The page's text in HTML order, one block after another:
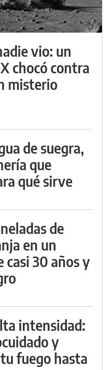
vio: un
chocó contra
misterio
de suegra,
que
qué sirve
de
en un
casi 30 años y
intensidad:
y
fuego hasta